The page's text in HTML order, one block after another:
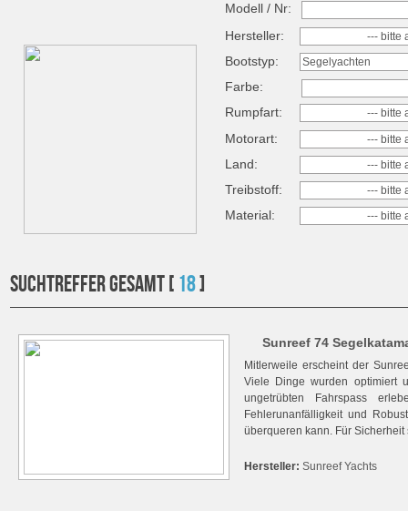
Modell / Nr:
Hersteller:
--- bitte
Bootstyp: Segelyachten
Farbe:
Rumpfart:
--- bitte
Motorart: --- bitte
Land: --- bitte
Treibstoff: --- bitte
Material: --- bitte
SUCHTREFFER GESAMT [ 18]
Sunreef 74
Mitlerweile erscheint der
Viele Dinge wurden optimiert
ungetrübten Fahrspass
Fehlerunanfälligkeit und
überqueren kann. Für Sicherheit
Hersteller: Sunreef Yachts